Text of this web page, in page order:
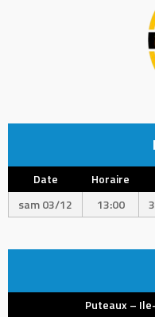
Date Horaire
sam 03/12
13:00
Puteaux –